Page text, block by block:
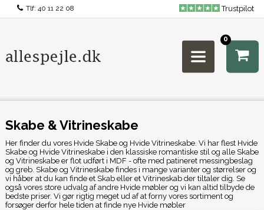
Tlf: 40 11 22 08 Trustpilot
0
Skabe & Vitrineskabe
Her finder du vores Hvide Skabe og Hvide Vitrineskabe. Vi har flest Hvide
Skabe og Hvide Vitrineskabe i den klassiske romantiske stil og alle Skabe
og Vitrineskabe er flot udført i MDF - ofte med patineret messingbeslag
og greb. Skabe og Vitrineskabe findes i mange varianter og størrelser og
vi håber at du kan finde et Skab eller et Vitrineskab der tiltaler dig. Se
også vores store udvalg af andre Hvide møbler og vi kan altid tilbyde de
bedste priser. Vi gør rigtig meget ud af at forny vores sortiment og
forsøger derfor hele tiden at finde nye Hvide møbler